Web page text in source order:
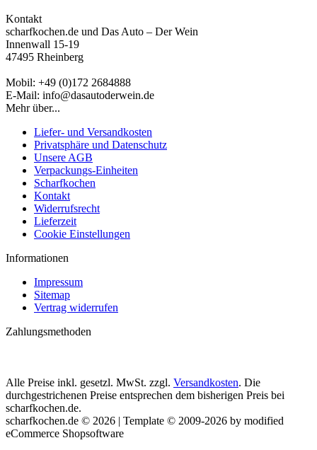
Kontakt
scharfkochen.de und Das Auto – Der Wein
Innenwall 15-19
47495 Rheinberg
Mobil: +49 (0)172 2684888
E-Mail: info@dasautoderwein.de
Mehr über...
Liefer- und Versandkosten
Privatsphäre und Datenschutz
Unsere AGB
Verpackungs-Einheiten
Scharfkochen
Kontakt
Widerrufsrecht
Lieferzeit
Cookie Einstellungen
Informationen
Impressum
Sitemap
Vertrag widerrufen
Zahlungsmethoden
Alle Preise inkl. gesetzl. MwSt. zzgl. Versandkosten. Die
durchgestrichenen Preise entsprechen dem bisherigen Preis bei
scharfkochen.de.
scharfkochen.de © 2026 | Template © 2009-2026 by modified
eCommerce Shopsoftware